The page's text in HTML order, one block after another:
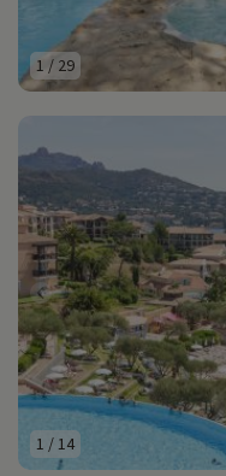
1 / 29
1 /14